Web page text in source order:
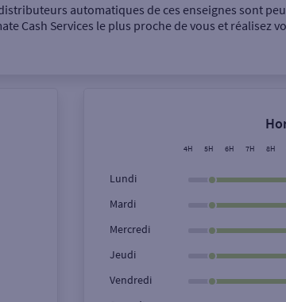
Rue
automatiques de ces enseignes sont
Cash Services le plus proche de vous et réalisez
4H 5H 6H 7H 8H
Lundi
Mardi
Mercredi
Jeudi
Vendredi